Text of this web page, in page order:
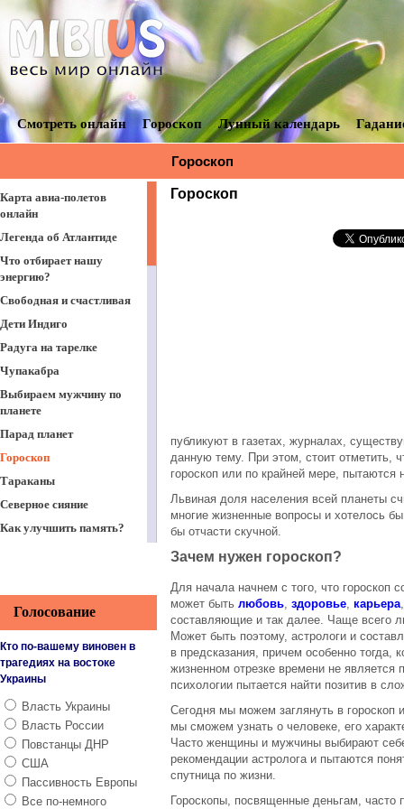
Смотреть онлайн Гороскоп Лунный календарь
Гороскоп
Гороскоп
публикуют в газетах, журналах,
данную тему. При этом, стоит отметить,
гороскоп или по крайней мере,
Львиная доля населения всей планеты
многие жизненные вопросы и хотелось
бы отчасти скучной.
Зачем нужен гороскоп?
Для начала начнем с того, что гороскоп
может быть любовь, здоровье, карьера
составляющие и так далее. Чаще всего
Может быть поэтому, астрологи и
в предсказания, причем особенно тогда,
жизненном отрезке времени не
психологии пытается найти позитив в
Сегодня мы можем заглянуть в
мы сможем узнать о человеке, его
Часто женщины и мужчины выбирают
рекомендации астролога и пытаются
спутница по жизни.
Гороскопы, посвященные деньгам,
Карта авиа-полетов
онлайн
Легенда об Атлантиде
Что отбирает нашу
энергию?
Свободная и счастливая
Дети Индиго
Радуга на тарелке
Чупакабра
Выбираем мужчину по
планете
Парад планет
Гороскоп
Тараканы
Северное сияние
Как улучшить память?
Тайные знания славян.
Науз
Христовой. Часть 2
Поздравления с Пасхой
Поздравления с 9 мая -
День Победы
Поздравление с днем
святого Николая
Когда стричь волосы?
Голосование
Кто по-вашему виновен в
трагедиях на востоке
Украины
Власть Украины
Власть России
Повстанцы ДНР
США
Пассивность Европы
Все по-немного